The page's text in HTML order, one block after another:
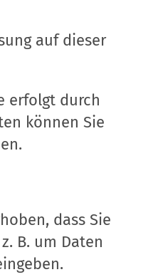
auf dieser
erfolgt durch
können Sie
dass Sie
B. um Daten